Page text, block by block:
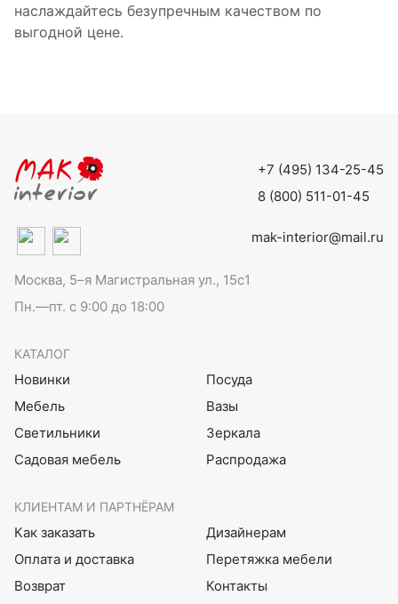
наслаждайтесь безупречным качеством по
выгодной цене.
+7 (495) 134-25-45
8 (800) 511-01-45
mak-interior@mail.ru
Москва, 5–я Магистральная ул., 15с1
Пн.—пт. с 9:00 до 18:00
КАТАЛОГ
Новинки
Мебель
Светильники
Садовая мебель
Посуда
Вазы
Зеркала
Распродажа
КЛИЕНТАМ И ПАРТНЁРАМ
Как заказать
Оплата и доставка
Возврат
Дизайнерам
Перетяжка мебели
Контакты